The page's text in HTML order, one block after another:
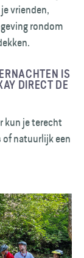
vrienden,
rondom
IS
DIRECT DE
kun je terecht
of natuurlijk een